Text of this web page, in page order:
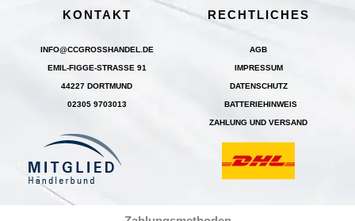
KONTAKT
INFO@CCGROSSHANDEL.DE
EMIL-FIGGE-STRASSE 91
44227 DORTMUND
02305 9703013
RECHTLICHES
AGB
IMPRESSUM
DATENSCHUTZ
BATTERIEHINWEIS
ZAHLUNG UND VERSAND